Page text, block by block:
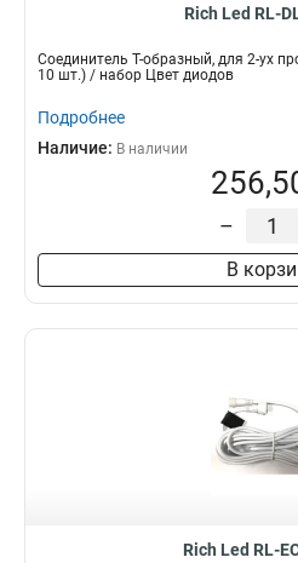
Rich Led RL-
Соединитель T-образный, для 2-ух
10 шт.) / набор Цвет диодов
Подробнее
Наличие: В наличии
–
В
Rich Led RL-